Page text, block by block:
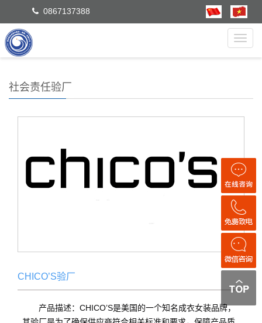
0867137388
社会责任验厂
CHICO’S验厂
产品描述：CHICO’S是美国的一个知名成衣女装品牌，